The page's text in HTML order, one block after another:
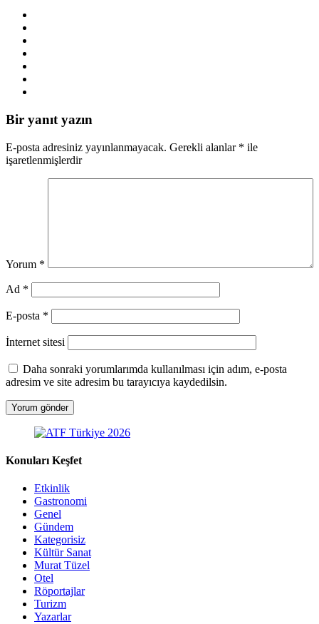
Bir yanıt yazın
E-posta adresiniz yayınlanmayacak. Gerekli alanlar * ile
işaretlenmişlerdir
Yorum *
Ad *
E-posta *
İnternet sitesi
Daha sonraki yorumlarımda kullanılması için adım, e-posta
adresim ve site adresim bu tarayıcıya kaydedilsin.
Konuları Keşfet
Etkinlik
Gastronomi
Genel
Gündem
Kategorisiz
Kültür Sanat
Murat Tüzel
Otel
Röportajlar
Turizm
Yazarlar